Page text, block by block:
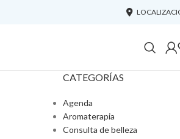
CATEGORÍAS
Agenda
Aromaterapia
Consulta de belleza